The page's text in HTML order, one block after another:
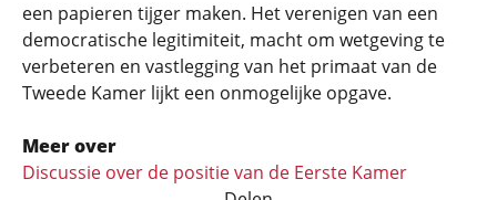
een papieren tijger maken. Het verenigen van een
democratische legitimiteit, macht om wetgeving te
verbeteren en vastlegging van het primaat van de
Tweede Kamer lijkt een onmogelijke opgave.
Meer over
Discussie over de positie van de Eerste Kamer